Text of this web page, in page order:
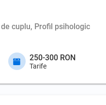
cuplu, Profil psihologic
250-300 RON
Tarife